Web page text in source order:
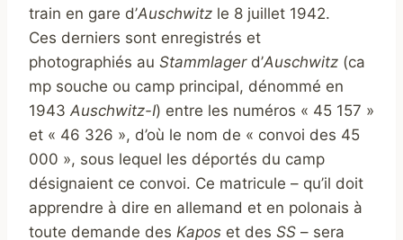
train en gare d’Auschwitz le 8 juillet 1942.
Ces derniers sont enregistrés et
photographiés au Stammlagerd’Auschwitz (ca
mp souche ou camp principal, dénommé en
1943 Auschwitz-I) entre les numéros « 45 157 »
et « 46 326 », d’où le nom de « convoi des 45
000 », sous lequel les déportés du camp
désignaient ce convoi. Ce matricule – qu’il doit
apprendre à dire en allemand et en polonais à
toute demande des Kapos et des SS – sera